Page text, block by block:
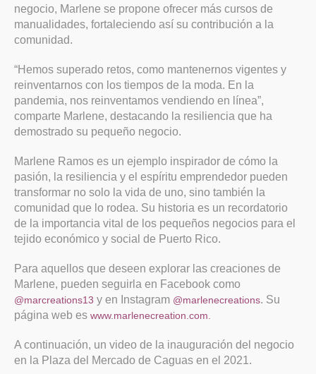
negocio, Marlene se propone ofrecer más cursos de
manualidades, fortaleciendo así su contribución a la
comunidad.
“Hemos superado retos, como mantenernos vigentes y
reinventarnos con los tiempos de la moda. En la
pandemia, nos reinventamos vendiendo en línea”,
comparte Marlene, destacando la resiliencia que ha
demostrado su pequeño negocio.
Marlene Ramos es un ejemplo inspirador de cómo la
pasión, la resiliencia y el espíritu emprendedor pueden
transformar no solo la vida de uno, sino también la
comunidad que lo rodea. Su historia es un recordatorio
de la importancia vital de los pequeños negocios para el
tejido económico y social de Puerto Rico.
Para aquellos que deseen explorar las creaciones de
Marlene, pueden seguirla en Facebook como
@marcreations13 y en Instagram @marlenecreations. Su
página web es www.marlenecreation.com.
A continuación, un video de la inauguración del negocio
en la Plaza del Mercado de Caguas en el 2021.